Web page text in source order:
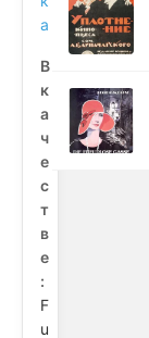
а
В
к
а
ч
е
с
т
в
е
:
F
u